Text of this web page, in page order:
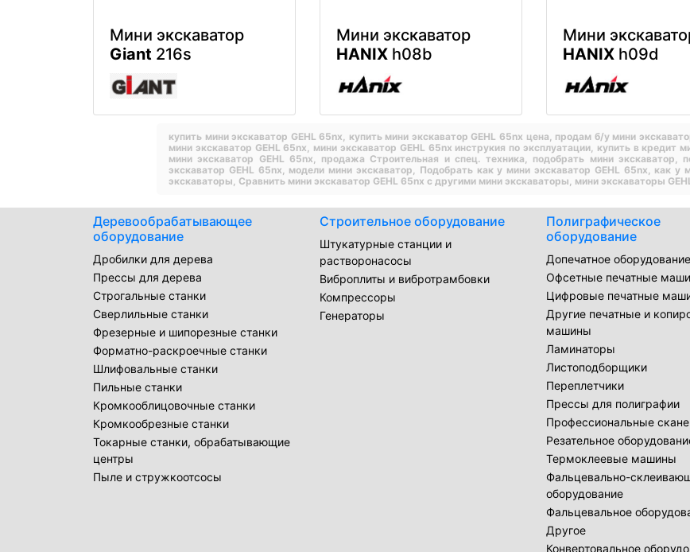
Мини экскаватор
Giant 216s
Мини экскаватор
HANIX h08b
Мини
HANIX h09d
купить мини экскаватор GEHL 65nx, купить мини экскаватор GEHL 65nx цена, продам б/у мини
мини экскаватор GEHL 65nx, мини экскаватор GEHL 65nx инструкия по эксплуатации, купить в кредит
мини экскаватор GEHL 65nx, продажа Строительная и спец. техника, подобрать мини экскаватор,
экскаватор GEHL 65nx, модели мини экскаватор, Подобрать как у мини экскаватор GEHL 65nx, как у
экскаваторы, Сравнить мини экскаватор GEHL 65nx с другими мини экскаваторы, мини экскаваторы
Деревообрабатывающее
оборудование
Дробилки для дерева
Прессы для дерева
Строгальные станки
Сверлильные станки
Фрезерные и шипорезные станки
Форматно-раскроечные станки
Шлифовальные станки
Пильные станки
Кромкооблицовочные станки
Кромкообрезные станки
Токарные станки, обрабатывающие
центры
Пыле и стружкоотсосы
Строительное оборудование
Штукатурные станции и
растворонасосы
Виброплиты и вибротрамбовки
Компрессоры
Генераторы
Полиграфическое
оборудование
Допечатное оборудование
Офсетные печатные
Цифровые печатные
Другие печатные и
машины
Ламинаторы
Листоподборщики
Переплетчики
Прессы для полиграфии
Профессиональные
Резательное
Термоклеевые машины
Фальцевально-
оборудование
Фальцевальное
Другое
Конвертовальное